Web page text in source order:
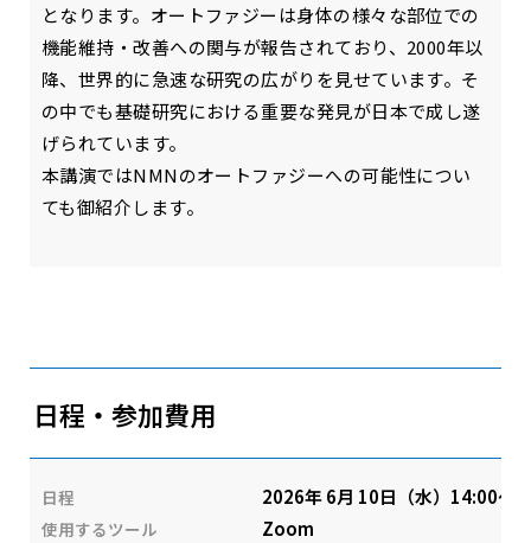
となります。オートファジーは身体の様々な部位での
機能維持・改善への関与が報告されており、2000年以
降、世界的に急速な研究の広がりを見せています。そ
の中でも基礎研究における重要な発見が日本で成し遂
げられています。
本講演ではNMNのオートファジーへの可能性につい
ても御紹介します。
日程・参加費用
日程 2026年 6月 10日（水）14:00～
使用するツール Zoom